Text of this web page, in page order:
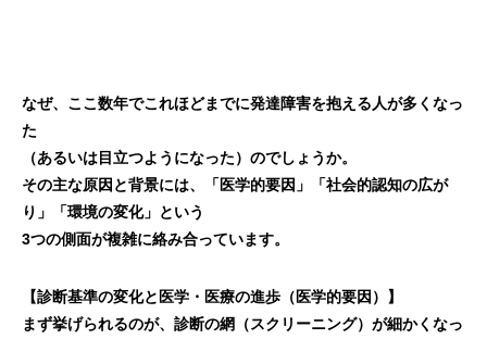
なぜ、ここ数年でこれほどまでに発達障害を抱える人が多くなっ
た
（あるいは目立つようになった）のでしょうか。
その主な原因と背景には、「医学的要因」「社会的認知の広が
り」「環境の変化」という
3つの側面が複雑に絡み合っています。
【診断基準の変化と医学・医療の進歩（医学的要因）】
まず挙げられるのが、診断の網（スクリーニング）が細かくなっ